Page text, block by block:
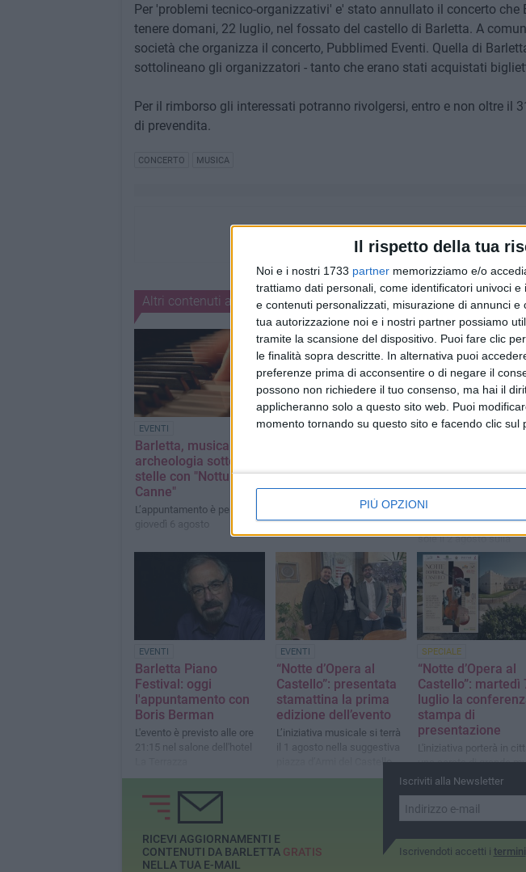
Il rispetto della tua
Noi e i nostri 1733 partner memorizziamo e/o
trattiamo dati personali, come identificatori univoci
e contenuti personalizzati, misurazione di annunci
tua autorizzazione noi e i nostri partner possiamo
tramite la scansione del dispositivo. Puoi fare clic
le finalità sopra descritte. In alternativa puoi
preferenze prima di acconsentire o di negare il
possono non richiedere il tuo consenso, ma hai il
applicheranno solo a questo sito web. Puoi
momento tornando su questo sito e facendo clic sul
PIÙ OPZIONI
Per 'problemi tecnico-organizzativi' e' stato annullato il concerto che
tenere domani, 22 luglio, nel fossato del castello di Barletta. A
società che organizza il concerto, Pubblimed Eventi. Quella di
sottolineano gli organizzatori - tanto che erano stati acquistati
Per il rimborso gli interessati potranno rivolgersi, entro e non oltre il
di prevendita.
CONCERTO MUSICA
Altri contenuti a tema
EVENTI
Barletta, musica e
archeologia sotto le
stelle con "Notturno a
Canne"
L’appuntamento è per
giovedì 6 agosto
EVENTI
cambia location
sposta in Piazza d’armi a
Barletta
SPECIALE
concerto all’alba
Yemaja
Suoni e colori
accompagnano il levare
sole il 2 agosto sulla
Litoranea
EVENTI
Barletta Piano
Festival: oggi
l'appuntamento con
Boris Berman
L'evento è previsto alle ore
21:15 nel salone dell'hotel
EVENTI
“Notte d’Opera al
Castello”: presentata
stamattina la prima
edizione dell’evento
L’iniziativa musicale si terrà
il 1 agosto nella suggestiva
piazza d’Armi del Castello
SPECIALE
“Notte d’Opera al
Castello”: martedì
luglio la
stampa di
presentazione
L'iniziativa porterà in
una serata di grande
con la Apulia Sinfonietta
internazionale del
Opera Vocal Arts
Iscriviti alla Newsletter
Iscrivendoti accetti i termini
RICEVI AGGIORNAMENTI E
CONTENUTI DA BARLETTA GRATIS
NELLA TUA E-MAIL